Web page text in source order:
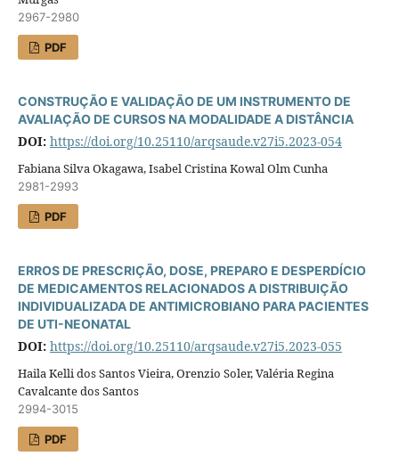
2967-2980
PDF
CONSTRUÇÃO E VALIDAÇÃO DE UM INSTRUMENTO DE
AVALIAÇÃO DE CURSOS NA MODALIDADE A DISTÂNCIA
DOI: https://doi.org/10.25110/arqsaude.v27i5.2023-054
Fabiana Silva Okagawa, Isabel Cristina Kowal Olm Cunha
2981-2993
PDF
ERROS DE PRESCRIÇÃO, DOSE, PREPARO E DESPERDÍCIO
DE MEDICAMENTOS RELACIONADOS A DISTRIBUIÇÃO
INDIVIDUALIZADA DE ANTIMICROBIANO PARA PACIENTES
DE UTI-NEONATAL
DOI: https://doi.org/10.25110/arqsaude.v27i5.2023-055
Haila Kelli dos Santos Vieira, Orenzio Soler, Valéria Regina
Cavalcante dos Santos
2994-3015
PDF